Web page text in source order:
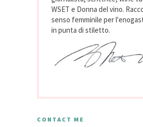
WSET e Donna del vino.
senso femminile per
in punta di stiletto.
CONTACT ME